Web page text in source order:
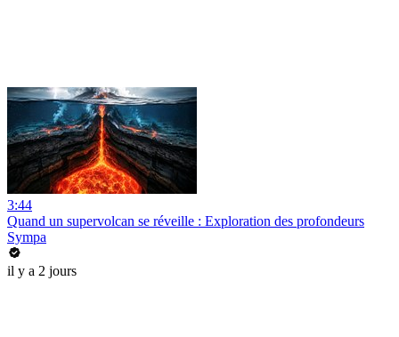
3:44
Quand un supervolcan se réveille : Exploration des profondeurs
Sympa
il y a 2 jours